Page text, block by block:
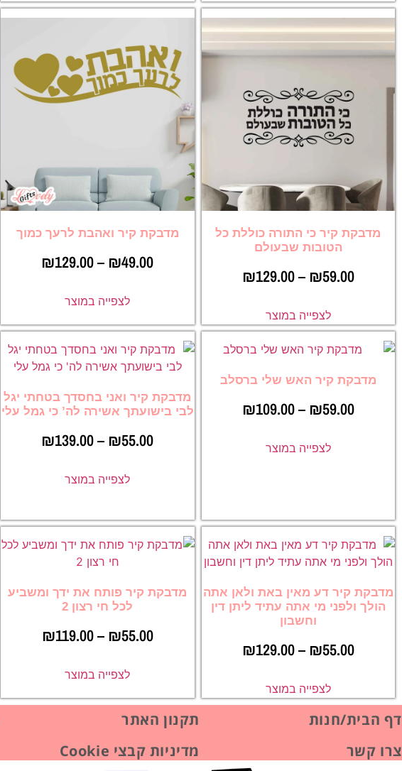
מדבקת קיר כי התורה כוללת כל
הטובות שבעולם
₪59.00
–
₪129.00
לצפייה במוצר
מדבקת קיר ואהבת לרעך כמוך
₪49.00
–
₪129.00
לצפייה במוצר
מדבקת קיר האש שלי ברסלב
₪59.00
–
₪109.00
לצפייה במוצר
מדבקת קיר ואני בחסדך בטחתי יגל
לבי בישועתך אשירה לה’ כי גמל עלי
₪55.00
–
₪139.00
לצפייה במוצר
מדבקת קיר דע מאין באת ולאן אתה
הולך ולפני מי אתה עתיד ליתן דין
וחשבון
₪55.00
–
₪129.00
לצפייה במוצר
מדבקת קיר פותח את ידך ומשביע
לכל חי רצון 2
₪55.00
–
₪119.00
לצפייה במוצר
דף הבית/חנות
צרו קשר
תקנון האתר
מדיניות קבצי Cookie